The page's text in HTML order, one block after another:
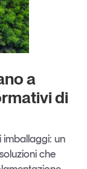
e le ricerche
a
di
imballaggi: un
che